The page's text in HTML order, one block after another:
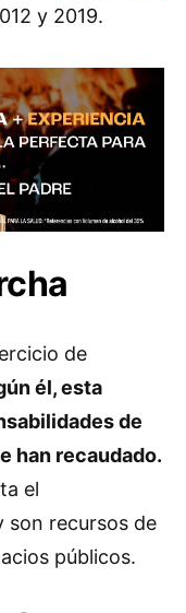
y 2019.
de
él, esta
de
han recaudado.
el
son recursos de
públicos.